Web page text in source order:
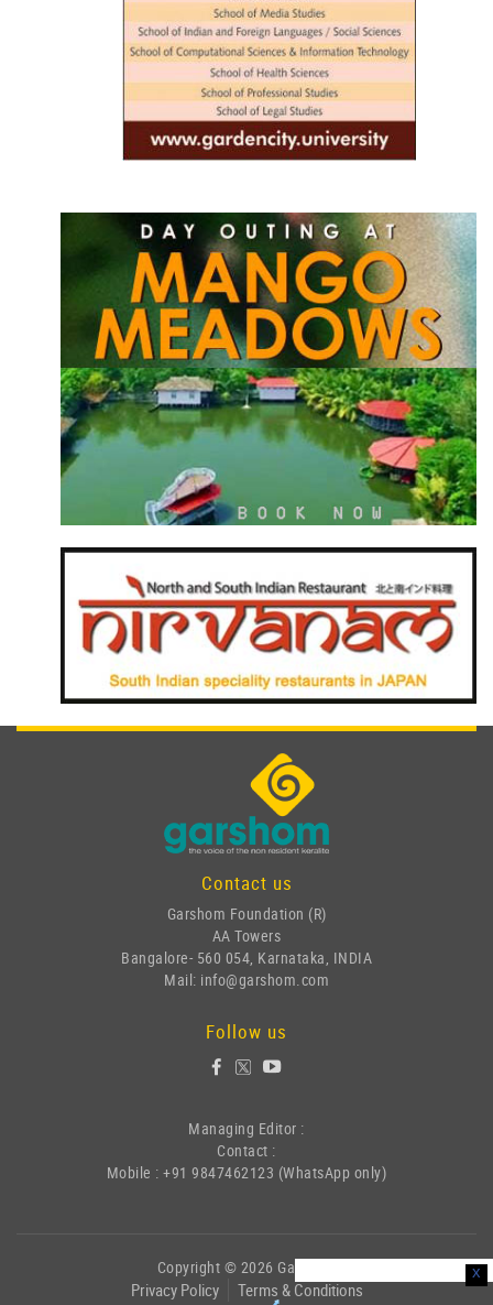
Contact us
Garshom Foundation (R)
AA Towers
Bangalore- 560 054, Karnataka, INDIA
Mail: info@garshom.com
Follow us
Managing Editor :
Contact :
Mobile : +91 9847462123 (WhatsApp only)
Copyright © 2026 Garshom
Privacy Policy Terms & Conditions
x